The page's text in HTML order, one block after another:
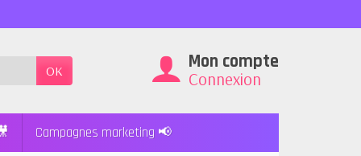
OK Mon compte
Connexion
Campagnes marketing 📢